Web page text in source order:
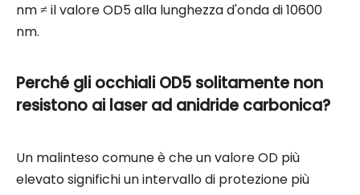
nm ≠ il valore OD5 alla lunghezza d'onda di 10600
nm.
Perché gli occhiali OD5 solitamente non
resistono ai laser ad anidride carbonica?
Un malinteso comune è che un valore OD più
elevato significhi un intervallo di protezione più